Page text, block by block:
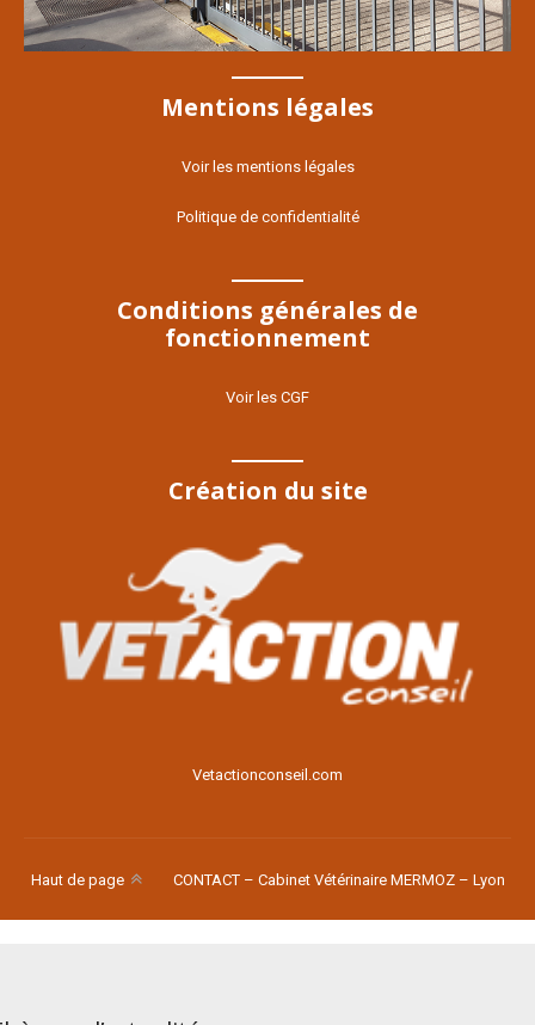
Mentions légales
Voir les mentions légales
Politique de confidentialité
Conditions générales de
fonctionnement
Voir les CGF
Création du site
Voir le site
Vetactionconseil.com
Haut de page CONTACT – Cabinet Vétérinaire MERMOZ – Lyon